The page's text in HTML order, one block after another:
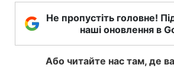
Не пропустіть головне!
наші оновлення в
Або читайте нас там, де